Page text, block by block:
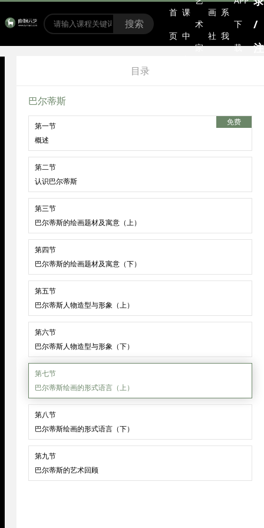
搜索
首
页
课
中
术
家
画
社
系
我
下
载
/
注
目录
巴尔蒂斯
第一节
概述
免费
第二节
认识巴尔蒂斯
第三节
巴尔蒂斯的绘画题材及寓意（上）
第四节
巴尔蒂斯的绘画题材及寓意（下）
第五节
巴尔蒂斯人物造型与形象（上）
第六节
巴尔蒂斯人物造型与形象（下）
第七节
巴尔蒂斯绘画的形式语言（上）
第八节
巴尔蒂斯绘画的形式语言（下）
第九节
巴尔蒂斯的艺术回顾